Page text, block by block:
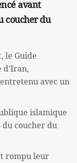
avant
coucher du
le Guide
d'Iran,
avec un
islamique
coucher du
rompu leur